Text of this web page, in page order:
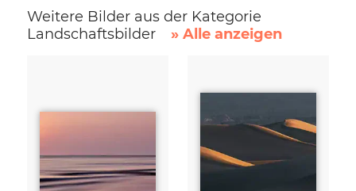
Weitere Bilder aus der Kategorie
Landschaftsbilder
» Alle anzeigen